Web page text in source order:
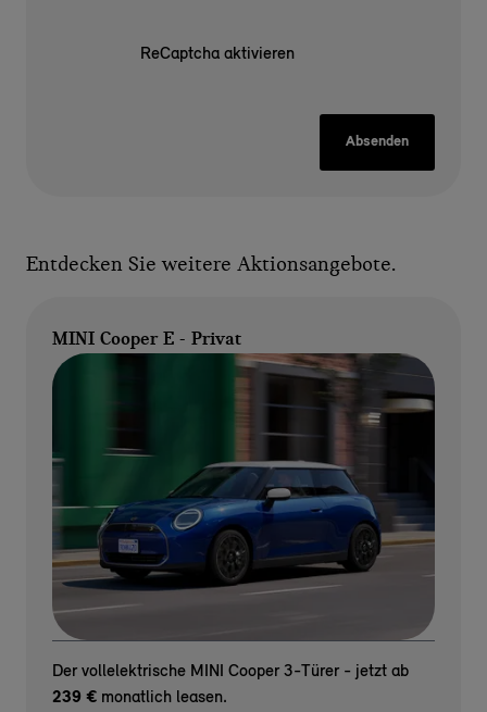
ReCaptcha aktivieren
Absenden
Entdecken Sie weitere Aktionsangebote.
MINI Cooper E - Privat
Der vollelektrische MINI Cooper 3-Türer - jetzt ab
239 € monatlich leasen.